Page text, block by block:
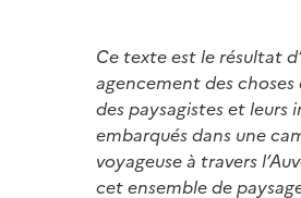
Ce texte est le résultat
agencement des
des paysagistes et leurs
embarqués dans une
voyageuse à travers
cet ensemble de